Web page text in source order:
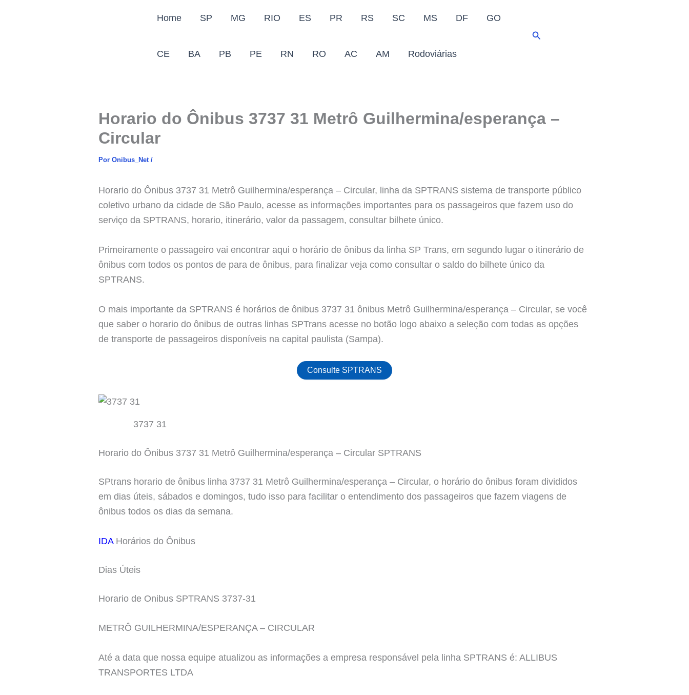
Home SP MG RIO ES PR RS SC MS DF GO
CE BA PB PE RN RO AC AM Rodoviárias
Pesquisar
Horario do Ônibus 3737 31 Metrô Guilhermina/esperança –
Circular
Por Onibus_Net /
Horario do Ônibus 3737 31 Metrô Guilhermina/esperança – Circular, linha da SPTRANS sistema de transporte público
coletivo urbano da cidade de São Paulo, acesse as informações importantes para os passageiros que fazem uso do
serviço da SPTRANS, horario, itinerário, valor da passagem, consultar bilhete único.
Primeiramente o passageiro vai encontrar aqui o horário de ônibus da linha SP Trans, em segundo lugar o itinerário de
ônibus com todos os pontos de para de ônibus, para finalizar veja como consultar o saldo do bilhete único da
SPTRANS.
O mais importante da SPTRANS é horários de ônibus 3737 31 ônibus Metrô Guilhermina/esperança – Circular, se você
que saber o horario do ônibus de outras linhas SPTrans acesse no botão logo abaixo a seleção com todas as opções
de transporte de passageiros disponíveis na capital paulista (Sampa).
Consulte SPTRANS
3737 31
Horario do Ônibus 3737 31 Metrô Guilhermina/esperança – Circular SPTRANS
SPtrans horario de ônibus linha 3737 31 Metrô Guilhermina/esperança – Circular, o horário do ônibus foram divididos
em dias úteis, sábados e domingos, tudo isso para facilitar o entendimento dos passageiros que fazem viagens de
ônibus todos os dias da semana.
IDAHorários do Ônibus
Dias Úteis
Horario de Onibus SPTRANS 3737-31
METRÔ GUILHERMINA/ESPERANÇA – CIRCULAR
Até a data que nossa equipe atualizou as informações a empresa responsável pela linha SPTRANS é: ALLIBUS
TRANSPORTES LTDA